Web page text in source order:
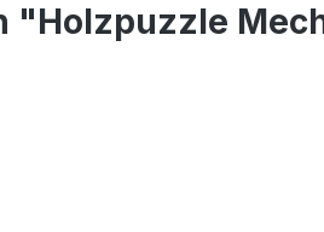
"Holzpuzzle